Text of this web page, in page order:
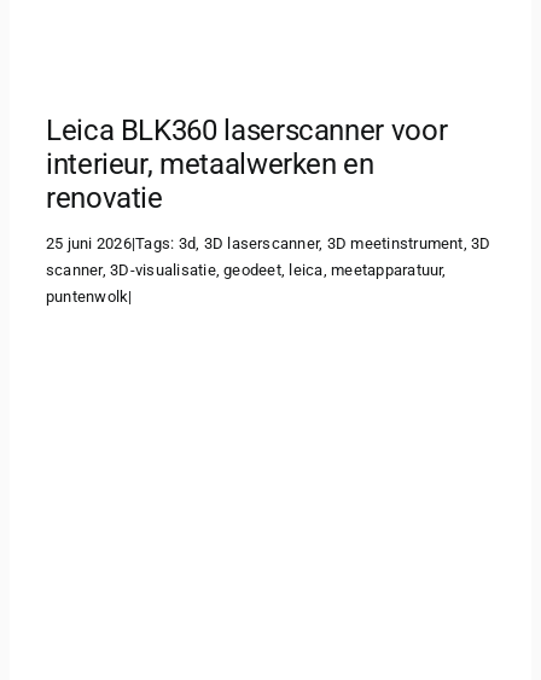
Leica BLK360 laserscanner voor
interieur, metaalwerken en
renovatie
25 juni 2026|Tags: 3d, 3D laserscanner, 3D meetinstrument,3D
scanner,3D-visualisatie,geodeet, leica,meetapparatuur,
puntenwolk|